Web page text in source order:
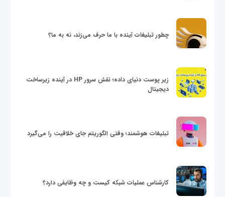
چطور تبلیغات آینده با ما حرف می‌زند، نه به ما؟
زیر پوست دنیای داده؛ نقش سرور HP در آینده زیرساخت
دیجیتال
تبلیغات هوشمند؛ وقتی الگوریتم جای خلاقیت را می‌گیرد
کارشناس عملیات شبکه کیست و چه وظایفی دارد؟